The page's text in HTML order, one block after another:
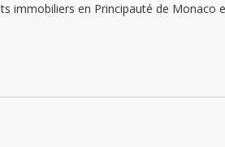
immobiliers en Principauté de Monaco